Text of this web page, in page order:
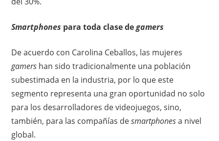
Smartphones para toda clase degamers
De acuerdo con Carolina Ceballos, las mujeres
gamershan sido tradicionalmente una población
subestimada en la industria, por lo que este
segmento representa una gran oportunidad no solo
para los desarrolladores de videojuegos, sino,
también, para las compañías desmartphonesa nivel
global.